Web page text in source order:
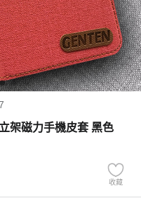
架磁力手機皮套 黑色
收藏